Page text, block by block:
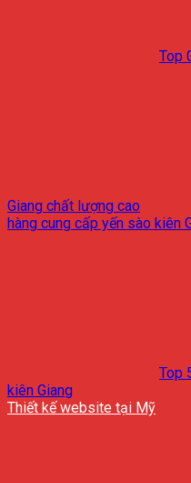
Top
Giang chất lượng cao
hàng cung cấp yến sào kiên
Top
kiên Giang
Thiết kế website tại Mỹ